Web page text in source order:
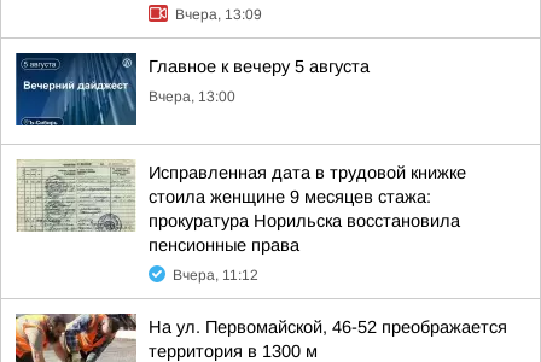
Вчера, 13:09
Главное к вечеру 5 августа
Вчера, 13:00
Исправленная дата в трудовой книжке
стоила женщине 9 месяцев стажа:
прокуратура Норильска восстановила
пенсионные права
Вчера, 11:12
На ул. Первомайской, 46-52 преображается
территория в 1300 м